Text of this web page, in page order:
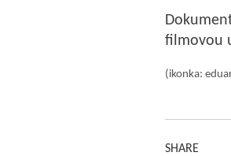
filmovou
(ikonka:
SHARE